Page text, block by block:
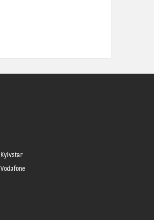
Kyivstar
Vodafone